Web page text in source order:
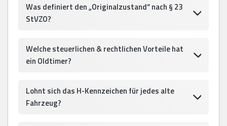
Was definiert den „Originalzustand“ nach § 23
StVZO?
Welche steuerlichen & rechtlichen Vorteile hat
ein Oldtimer?
Lohnt sich das H-Kennzeichen für jedes alte
Fahrzeug?